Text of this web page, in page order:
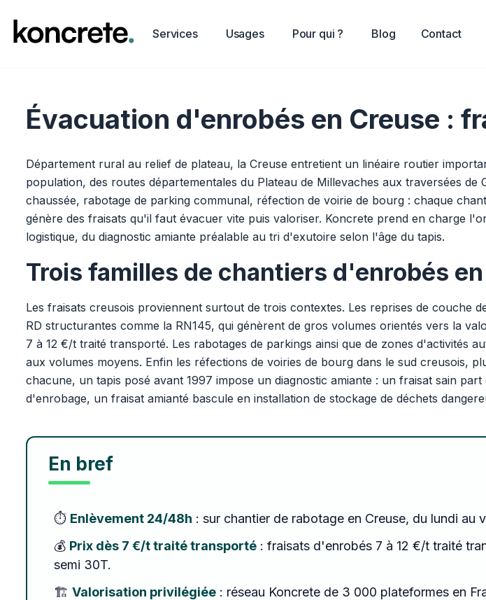
Services Usages Pour qui ? Blog Contact
Évacuation d'enrobés en Creuse :
Département rural au relief de plateau, la Creuse entretient un linéaire routier
population, des routes départementales du Plateau de Millevaches aux traversées de
chaussée, rabotage de parking communal, réfection de voirie de bourg : chaque
génère des fraisats qu'il faut évacuer vite puis valoriser. Koncrete prend en charge
logistique, du diagnostic amiante préalable au tri d'exutoire selon l'âge du tapis.
Trois familles de chantiers d'enrobés
Les fraisats creusois proviennent surtout de trois contextes. Les reprises de couche
RD structurantes comme la RN145, qui génèrent de gros volumes orientés vers la
7 à 12 €/t traité transporté. Les rabotages de parkings ainsi que de zones d'activités
aux volumes moyens. Enfin les réfections de voiries de bourg dans le sud creusois,
chacune, un tapis posé avant 1997 impose un diagnostic amiante : un fraisat sain part
d'enrobage, un fraisat amianté bascule en installation de stockage de déchets
En bref
⏱️ Enlèvement 24/48h : sur chantier de rabotage en Creuse, du lundi au
💰 Prix dès 7 €/t traité transporté : fraisats d'enrobés 7 à 12 €/t traité
semi 30T.
🏗️Valorisation privilégiée : réseau Koncrete de 3 000 plateformes en